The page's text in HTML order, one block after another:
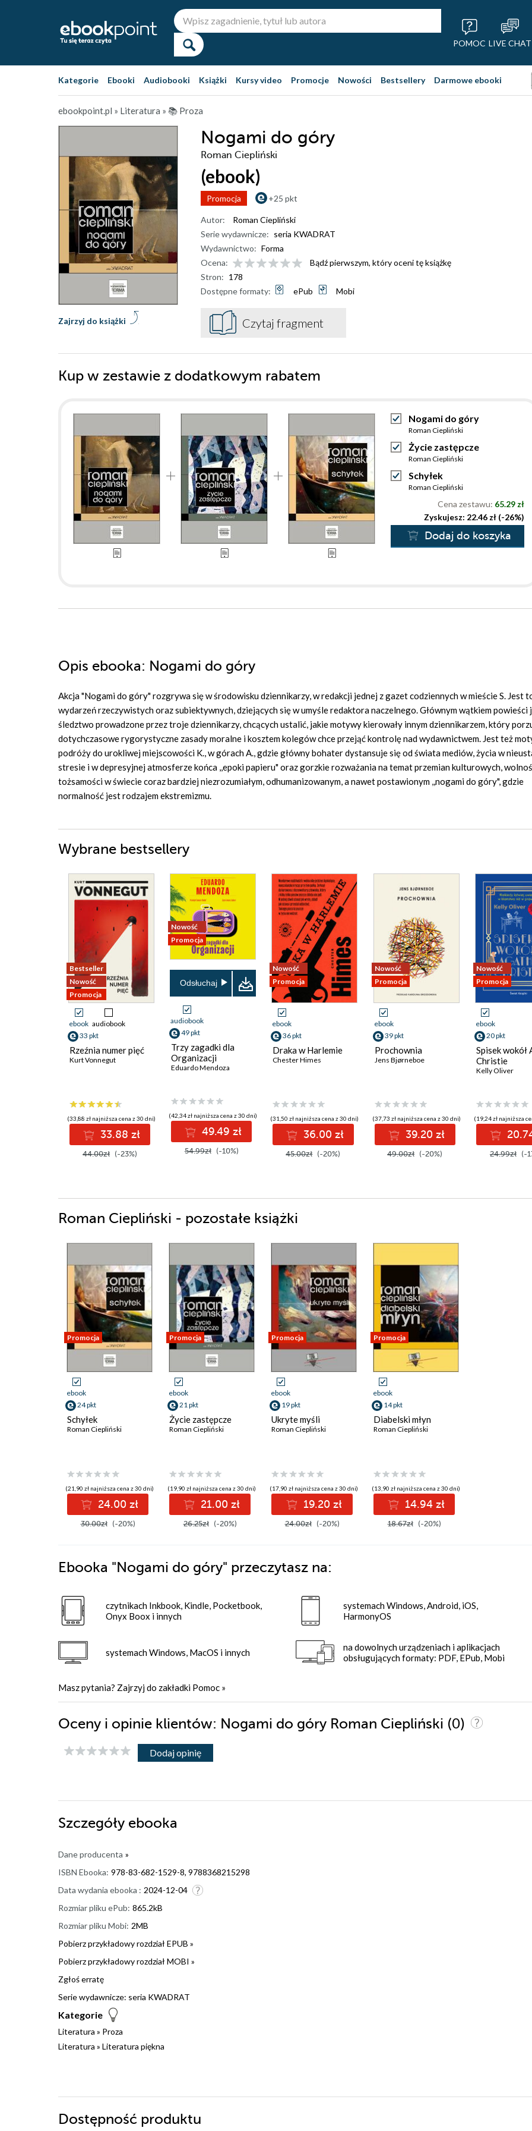
POMOC LIVE CHAT
Kategorie Ebooki Audiobooki Książki Kursy video Promocje Nowości Bestsellery Darmowe ebooki
ebookpoint.pl » Literatura » 📚 Proza
Nogami do góry
Roman Ciepliński
(ebook)
Promocja +25 pkt
Zajrzyj do książki
Autor:
Roman Ciepliński
Serie wydawnicze: seria KWADRAT
Wydawnictwo: Forma
Ocena:
Bądź pierwszym, który oceni tę książkę
Stron: 178
Dostępne formaty:
ePub Mobi
Czytaj fragment
Kup w zestawie z dodatkowym rabatem
Nogami do góry
Roman Ciepliński
Życie zastępcze
Roman Ciepliński
Schyłek
Roman Ciepliński
Cena zestawu: 65.29 zł
Zyskujesz: 22.46 zł (-26%)
Dodaj do koszyka
Opis ebooka: Nogami do góry
Akcja "Nogami do góry" rozgrywa się w środowisku dziennikarzy, w redakcji jednej z gazet codziennych w mieście S. Jest
wydarzeń rzeczywistych oraz subiektywnych, dziejących się w umyśle redaktora naczelnego. Głównym wątkiem powieści
śledztwo prowadzone przez troje dziennikarzy, chcących ustalić, jakie motywy kierowały innym dziennikarzem, który
dotychczasowe rygorystyczne zasady moralne i kosztem kolegów chce przejąć kontrolę nad wydawnictwem. Jest też
podróży do urokliwej miejscowości K., w górach A., gdzie główny bohater dystansuje się od świata mediów, życia w
stresie i w depresyjnej atmosferze końca ,,epoki papieru" oraz gorzkie rozważania na temat przemian kulturowych,
tożsamości w świecie coraz bardziej niezrozumiałym, odhumanizowanym, a nawet postawionym ,,nogami do góry", gdzie
normalność jest rodzajem ekstremizmu.
Wybrane bestsellery
Bestseller
Nowość
Promocja
ebook audiobook
33 pkt
Rzeźnia numer pięć
Kurt Vonnegut
(33,88 zł najniższa cena z 30 dni)
33.88 zł
44.00zł (-23%)
Nowość
Promocja
Odsłuchaj
audiobook
49 pkt
Trzy zagadki dla
Organizacji
Eduardo Mendoza
(42,34 zł najniższa cena z 30 dni)
49.49 zł
54.99zł (-10%)
Nowość
Promocja
ebook
36 pkt
Draka w Harlemie
Chester Himes
(31,50 zł najniższa cena z 30 dni)
36.00 zł
45.00zł (-20%)
Nowość
Promocja
ebook
39 pkt
Prochownia
Jens Bjørneboe
(37,73 zł najniższa cena z 30 dni)
39.20 zł
49.00zł (-20%)
Nowość
Promocja
ebook
20 pkt
Spisek wokół
Christie
Kelly Oliver
(19,24 zł najniższa
24.99zł (-
Roman Ciepliński - pozostałe książki
Promocja
ebook
24 pkt
Schyłek
Roman Ciepliński
(21,90 zł najniższa cena z 30 dni)
24.00 zł
30.00zł (-20%)
Promocja
ebook
21 pkt
Życie zastępcze
Roman Ciepliński
(19,90 zł najniższa cena z 30 dni)
21.00 zł
26.25zł (-20%)
Promocja
ebook
19 pkt
Ukryte myśli
Roman Ciepliński
(17,90 zł najniższa cena z 30 dni)
19.20 zł
24.00zł (-20%)
Promocja
ebook
14 pkt
Diabelski młyn
Roman Ciepliński
(13,90 zł najniższa cena z 30 dni)
14.94 zł
18.67zł (-20%)
Ebooka "Nogami do góry" przeczytasz na:
czytnikach Inkbook, Kindle, Pocketbook,
Onyx Boox i innych
systemach Windows, MacOS i innych
systemach Windows, Android, iOS,
HarmonyOS
na dowolnych urządzeniach i aplikacjach
obsługujących formaty: PDF, EPub, Mobi
Masz pytania? Zajrzyj do zakładki Pomoc »
Oceny i opinie klientów: Nogami do góry Roman Ciepliński (0)
Dodaj opinię
Szczegóły ebooka
Dane producenta »
ISBN Ebooka: 978-83-682-1529-8, 9788368215298
Data wydania ebooka : 2024-12-04
Rozmiar pliku ePub: 865.2kB
Rozmiar pliku Mobi: 2MB
Pobierz przykładowy rozdział EPUB »
Pobierz przykładowy rozdział MOBI »
Zgłoś erratę
Serie wydawnicze: seria KWADRAT
Kategorie
Literatura » Proza
Literatura » Literatura piękna
Dostępność produktu